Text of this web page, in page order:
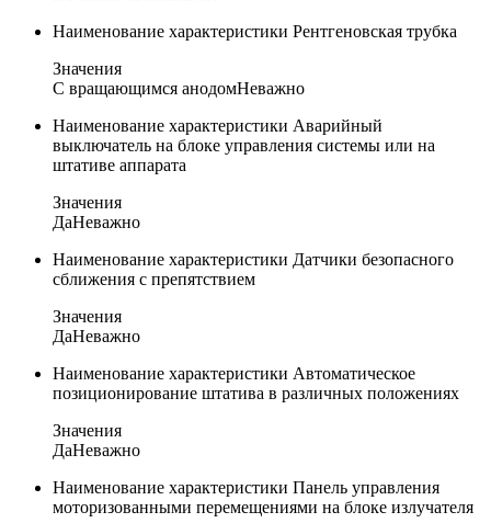
Наименование характеристики Рентгеновская трубка
Значения
С вращающимся анодомНеважно
Наименование характеристики Аварийный
выключатель на блоке управления системы или на
штативе аппарата
Значения
ДаНеважно
Наименование характеристики Датчики безопасного
сближения с препятствием
Значения
ДаНеважно
Наименование характеристики Автоматическое
позиционирование штатива в различных положениях
Значения
ДаНеважно
Наименование характеристики Панель управления
моторизованными перемещениями на блоке излучателя